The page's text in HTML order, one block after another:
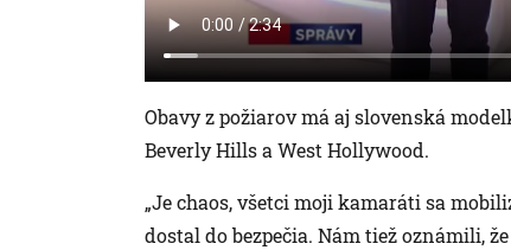
Obavy z požiarov má aj slovenská
Beverly Hills a West Hollywood.
„Je chaos, všetci moji kamaráti sa
dostal do bezpečia. Nám tiež oznámili,